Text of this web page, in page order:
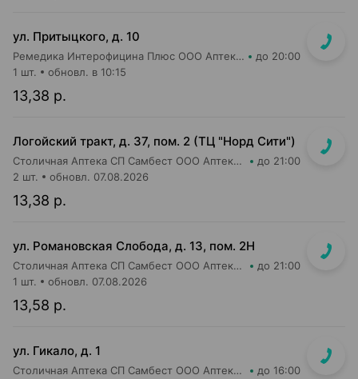
ул. Притыцкого, д. 10
Ремедика Интерофицина Плюс ООО Аптека №8 до 20:00
13,38 р.
1 шт. обновл. в 10:15
Логойский тракт, д. 37, пом. 2 (ТЦ "Норд Сити")
Столичная Аптека СП Самбест ООО Аптека №9 до 21:00
13,38 р.
2 шт. обновл. 07.08.2026
ул. Романовская Слобода, д. 13, пом. 2Н
Столичная Аптека СП Самбест ООО Аптека №18 до 21:00
13,58 р.
1 шт. обновл. 07.08.2026
ул. Гикало, д. 1
Столичная Аптека СП Самбест ООО Аптека №16 до 16:00